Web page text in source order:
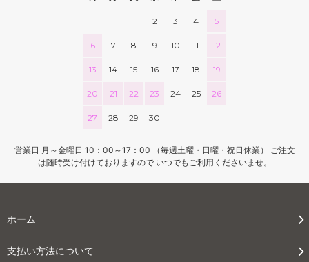
1 2 3 4 5
6 7 8 9 10 11 12
13 14 15 16 17 18 19
20 21 22 23 24 25 26
27 28 29 30
営業日 月～金曜日 10：00～17：00 （毎週土曜・日曜・祝日休業） ご注文
は随時受け付けておりますので いつでもご利用くださいませ。
ホーム
支払い方法について